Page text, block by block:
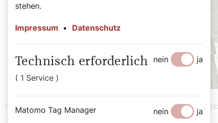
31. August 2026 |Spiritualität 10. August
stehen.
Impressum • Datenschutz
Technisch erforderlich
( 1 Service )
nein ja
Matomo Tag Manager nein ja